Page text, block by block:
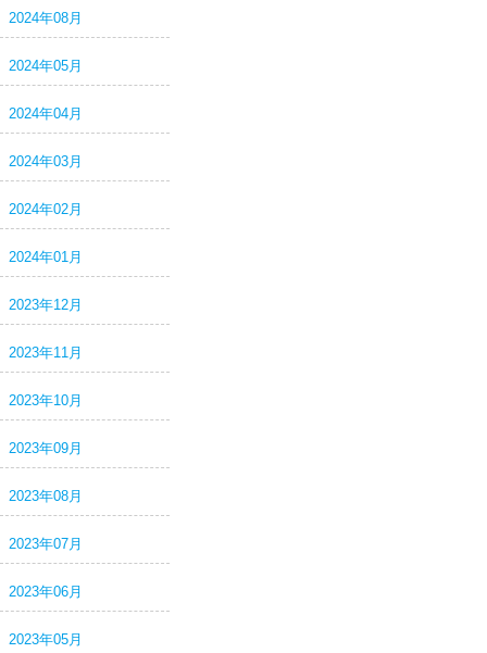
2024年08月
2024年05月
2024年04月
2024年03月
2024年02月
2024年01月
2023年12月
2023年11月
2023年10月
2023年09月
2023年08月
2023年07月
2023年06月
2023年05月